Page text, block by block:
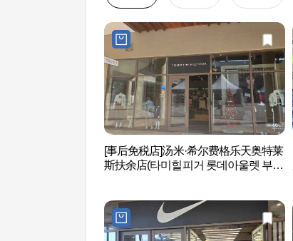
[事后免税店]汤米·希尔费格乐天奥特莱
斯扶余店(타미힐피거 롯데아울렛 부여